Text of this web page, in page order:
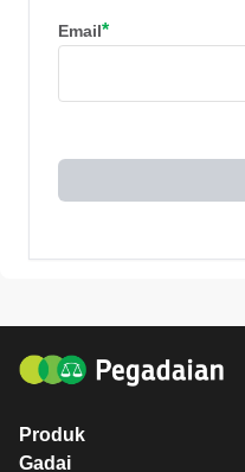
Email*
Produk
Gadai